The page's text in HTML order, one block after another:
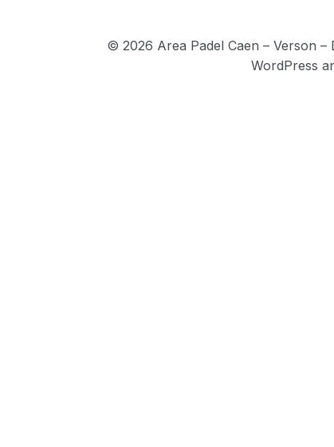
© 2026 Area Padel Caen – Verson
WordPress